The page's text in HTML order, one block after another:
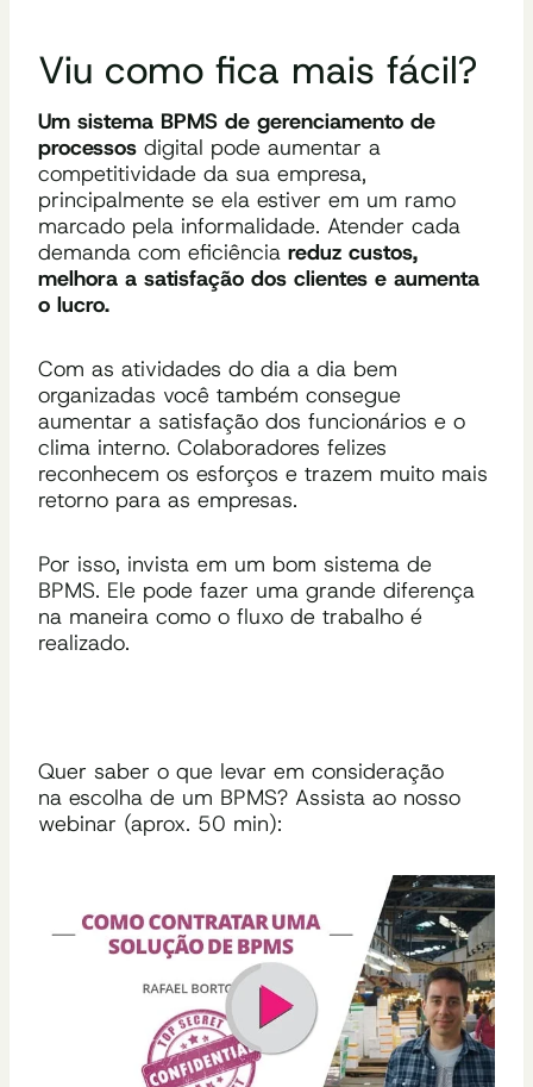
Viu como fica mais fácil?
Um sistema BPMS de gerenciamento de
processos digital pode aumentar a
competitividade da sua empresa,
principalmente se ela estiver em um ramo
marcado pela informalidade. Atender cada
demanda com eficiência reduz custos,
melhora a satisfação dos clientes e aumenta
o lucro.
Com as atividades do dia a dia bem
organizadas você também consegue
aumentar a satisfação dos funcionários e o
clima interno. Colaboradores felizes
reconhecem os esforços e trazem muito mais
retorno para as empresas.
Por isso, invista em um bom sistema de
BPMS. Ele pode fazer uma grande diferença
na maneira como o fluxo de trabalho é
realizado.
Quer saber o que levar em consideração
na escolha de um BPMS? Assista ao nosso
webinar (aprox. 50 min):